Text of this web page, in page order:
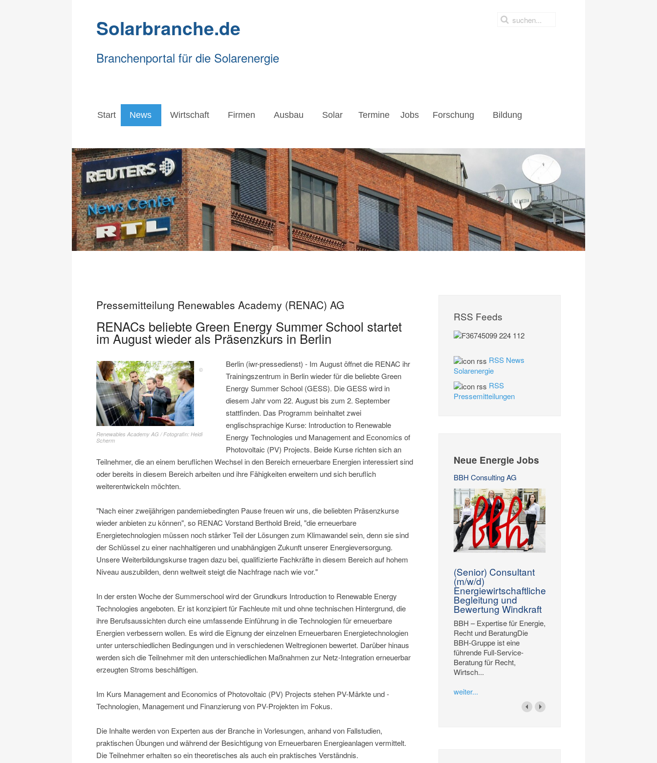
Solarbranche.de
Branchenportal für die Solarenergie
Start News Wirtschaft Firmen Ausbau Solar Termine Jobs Forschung Bildung
Pressemitteilung Renewables Academy (RENAC) AG
RENACs beliebte Green Energy Summer School startet
im August wieder als Präsenzkurs in Berlin
©
Renewables Academy AG / Fotografin: Heidi
Scherm
Berlin (iwr-pressedienst) - Im August öffnet die RENAC ihr
Trainingszentrum in Berlin wieder für die beliebte Green
Energy Summer School (GESS). Die GESS wird in
diesem Jahr vom 22. August bis zum 2. September
stattfinden. Das Programm beinhaltet zwei
englischsprachige Kurse: Introduction to Renewable
Energy Technologies und Management and Economics of
Photovoltaic (PV) Projects. Beide Kurse richten sich an
Teilnehmer, die an einem beruflichen Wechsel in den Bereich erneuerbare Energien interessiert sind
oder bereits in diesem Bereich arbeiten und ihre Fähigkeiten erweitern und sich beruflich
weiterentwickeln möchten.
"Nach einer zweijährigen pandemiebedingten Pause freuen wir uns, die beliebten Präsenzkurse
wieder anbieten zu können", so RENAC Vorstand Berthold Breid, "die erneuerbare
Energietechnologien müssen noch stärker Teil der Lösungen zum Klimawandel sein, denn sie sind
der Schlüssel zu einer nachhaltigeren und unabhängigen Zukunft unserer Energieversorgung.
Unsere Weiterbildungskurse tragen dazu bei, qualifizierte Fachkräfte in diesem Bereich auf hohem
Niveau auszubilden, denn weltweit steigt die Nachfrage nach wie vor."
In der ersten Woche der Summerschool wird der Grundkurs Introduction to Renewable Energy
Technologies angeboten. Er ist konzipiert für Fachleute mit und ohne technischen Hintergrund, die
ihre Berufsaussichten durch eine umfassende Einführung in die Technologien für erneuerbare
Energien verbessern wollen. Es wird die Eignung der einzelnen Erneuerbaren Energietechnologien
unter unterschiedlichen Bedingungen und in verschiedenen Weltregionen bewertet. Darüber hinaus
werden sich die Teilnehmer mit den unterschiedlichen Maßnahmen zur Netz-Integration erneuerbar
erzeugten Stroms beschäftigen.
Im Kurs Management and Economics of Photovoltaic (PV) Projects stehen PV-Märkte und -
Technologien, Management und Finanzierung von PV-Projekten im Fokus.
Die Inhalte werden von Experten aus der Branche in Vorlesungen, anhand von Fallstudien,
praktischen Übungen und während der Besichtigung von Erneuerbaren Energieanlagen vermittelt.
Die Teilnehmer erhalten so ein theoretisches als auch ein praktisches Verständnis.
RSS Feeds
RSS News
Solarenergie
RSS
Pressemitteilungen
Neue Energie Jobs
BBH Consulting AG
(Senior) Consultant
(m/w/d)
Energiewirtschaftliche
Begleitung und
Bewertung Windkraft
BBH – Expertise für Energie,
Recht und BeratungDie
BBH-Gruppe ist eine
führende Full-Service-
Beratung für Recht,
Wirtsch...
weiter...